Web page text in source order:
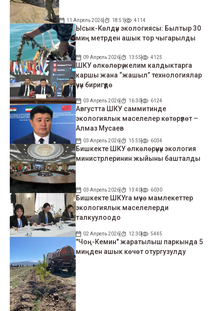
11 Апрель 2026 18:51 4114
Ысык-Көлдүн экологиясы: Былтыр 30
миң метрден ашык тор чыгарылды
09 Апрель 2026 13:55 4125
ШКУ өлкөлөрү желим калдыктарга
каршы жана “жашыл” технологиялар
үчүн биригүүдө
03 Апрель 2026 16:30 6124
Августта ШКУ саммитинде
экологиялык маселелер көтөрүлөт –
Алмаз Мусаев
03 Апрель 2026 15:55 6034
Бишкекте ШКУ өлкөлөрүнүн экология
министрлеринин жыйыны башталды
03 Апрель 2026 13:40 6030
Бишкекте ШКУга мүчө мамлекеттер
экологиялык маселелерди
талкуулоодо
02 Апрель 2026 12:30 5445
"Чоң-Кемин" жаратылыш паркында 5
миңден ашык көчөт отургузулду